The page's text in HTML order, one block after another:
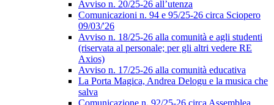
Avviso n. 20/25-26 all’utenza
Comunicazioni n. 94 e 95/25-26 circa Sciopero
09/03/'26
Avviso n. 18/25-26 alla comunità e agli studenti
(riservata al personale; per gli altri vedere RE
Axios)
Avviso n. 17/25-26 alla comunità educativa
La Porta Magica, Andrea Delogu e la musica che
salva